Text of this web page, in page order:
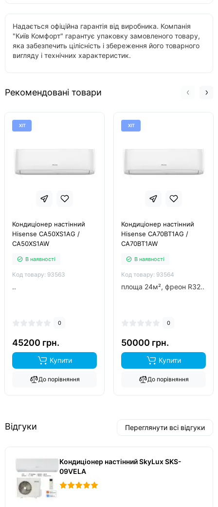
Надається офіційна гарантія від виробника. Компанія
"Київ Комфорт" гарантує упаковку замовленого товару,
яка забезпечить цілісність і збереження його товарного
вигляду і технічних характеристик.
Рекомендовані товари
ХІТ
Кондиціонер настінний
Hisense CA50XS1AG /
CA50XS1AW
В наявності
Код товару: 93563
..
0
45200 грн.
Купити
До порівняння
ХІТ
Кондиціонер настінний
Hisense CA70BT1AG /
CA70BT1AW
В наявності
Код товару: 93564
площа 24м², фреон R32..
0
50000 грн.
Купити
До порівняння
Відгуки Переглянути всі відгуки
Кондиціонер настінний SkyLux SKS-
09VELA